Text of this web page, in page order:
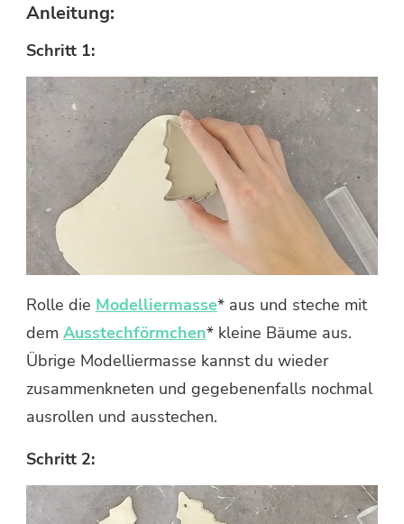
Anleitung:
Schritt 1:
Rolle die Modelliermasse* aus und steche mit
dem Ausstechförmchen* kleine Bäume aus.
Übrige Modelliermasse kannst du wieder
zusammenkneten und gegebenenfalls nochmal
ausrollen und ausstechen.
Schritt 2: